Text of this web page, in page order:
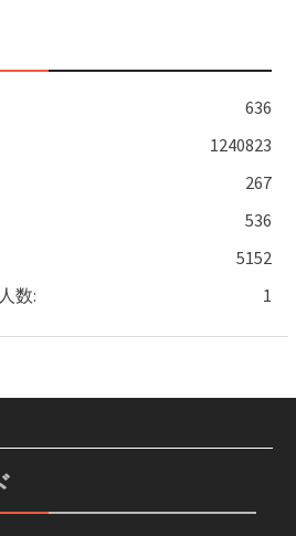
636
1240823
267
536
5152
1
数: